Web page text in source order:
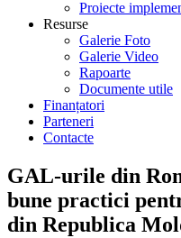
Proiecte
Resurse
Galerie Foto
Galerie Video
Rapoarte
Documente utile
Finanțatori
Parteneri
Contacte
GAL-urile din
bune practici
din Republica